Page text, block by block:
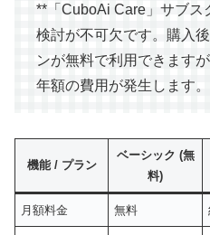
**「CuboAi Care」サブス
検討が不可欠です。購入
ンが無料で利用できます
年額の費用が発生します。
機能 / プラン
ベーシック (無
料)
月額料金 無料